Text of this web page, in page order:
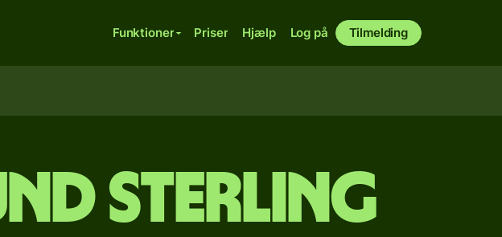
Funktioner Priser Hjælp Log på Tilmelding
sterling